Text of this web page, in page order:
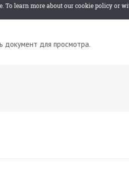
документ для просмотра.